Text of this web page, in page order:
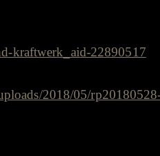
kraftwerk_aid-22890517
2018/05/